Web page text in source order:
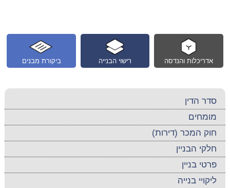
ביקורת מבנים רישוי הבנייה אדריכלות והנדסה
סדר הדין
מומחים
חוק המכר (דירות)
חלקי הבניין
פרטי בניין
ליקויי בנייה